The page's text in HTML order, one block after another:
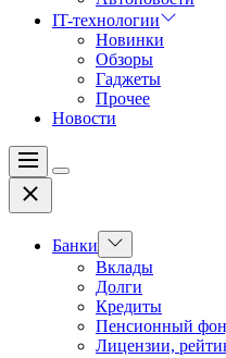
IT-технологии
Новинки
Обзоры
Гаджеты
Прочее
Новости
Меню
Цвет
Закрыть
Банки
Показать
подменю
Вклады
Долги
Кредиты
Пенсионный
Лицензии,